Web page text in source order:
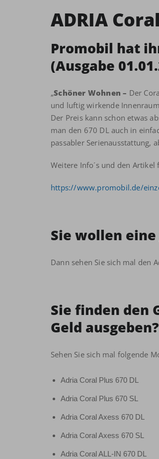
ADRIA
Promobil hat
(Ausgabe
„Schöner Wohnen – Der
und luftig wirkende
Der Preis kann schon etwas
man den 670 DL auch in
passabler Serienausstattung,
Weitere Info´s und den Artikel
https://www.promobil.de/
Sie wollen
Dann sehen Sie sich mal den
Sie finden den
Geld ausgeben?
Sehen Sie sich mal folgende
Adria Coral Plus 670 DL
Adria Coral Plus 670 SL
Adria Coral Axess 670 DL
Adria Coral Axess 670 SL
Adria Coral ALL-IN 670 DL